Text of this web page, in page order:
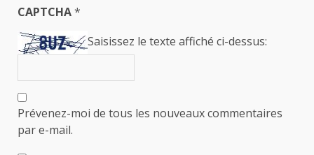
CAPTCHA*
Saisissez le texte affiché ci-dessus:
Prévenez-moi de tous les nouveaux commentaires
par e-mail.